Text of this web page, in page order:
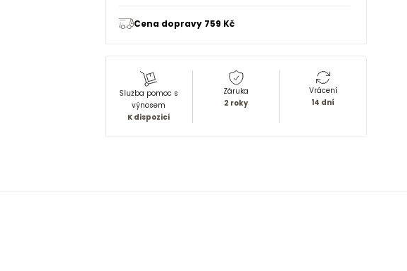
Cena dopravy 759 Kč
Služba pomoc s
výnosem
K dispozici
Záruka
2 roky
Vrácení
14 dní